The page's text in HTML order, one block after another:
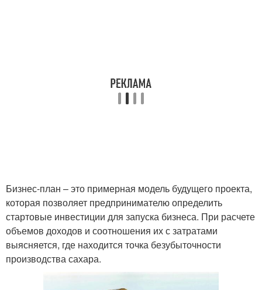
Бизнес-план – это примерная модель будущего проекта,
которая позволяет предпринимателю определить
стартовые инвестиции для запуска бизнеса. При расчете
объемов доходов и соотношения их с затратами
выясняется, где находится точка безубыточности
производства сахара.